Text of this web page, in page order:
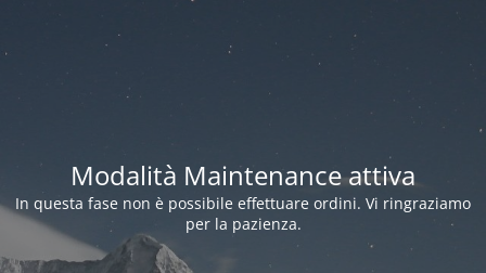
Modalità Maintenance attiva
In questa fase non è possibile effettuare ordini. Vi ringraziamo
per la pazienza.